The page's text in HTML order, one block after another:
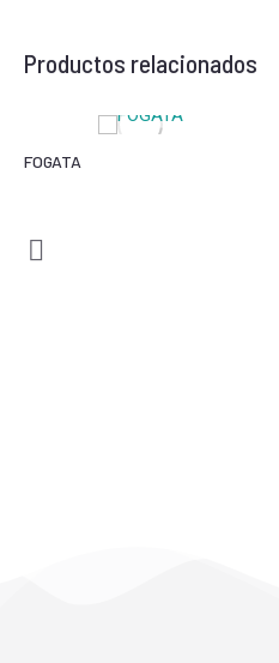
Productos relacionados
FOGATA